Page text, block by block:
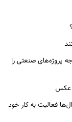
مهلک که بودجه پروژه‌های صنعتی را
عکس
فعالیت به کار خود